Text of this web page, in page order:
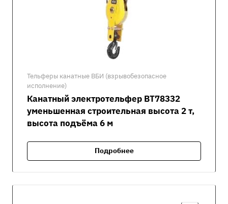
Тельферы канатные ВБИ (взрывобезопасное
исполнение)
Канатный электротельфер ВТ78332
уменьшенная строительная высота 2 т,
высота подъёма 6 м
Подробнее